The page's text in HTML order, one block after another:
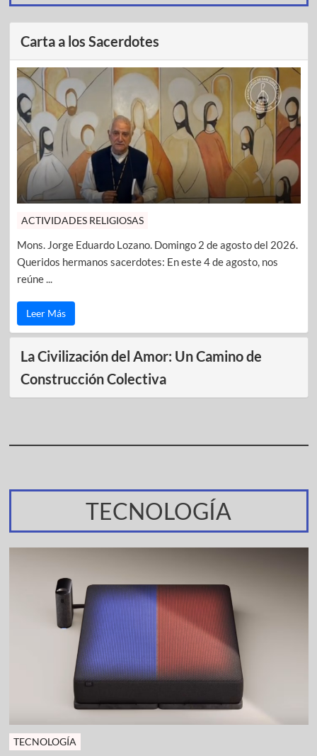
Carta a los Sacerdotes
ACTIVIDADES RELIGIOSAS
Mons. Jorge Eduardo Lozano. Domingo 2 de agosto del 2026.
Queridos hermanos sacerdotes: En este 4 de agosto, nos
reúne ...
Leer Más
La Civilización del Amor: Un Camino de
Construcción Colectiva
TECNOLOGÍA
TECNOLOGÍA